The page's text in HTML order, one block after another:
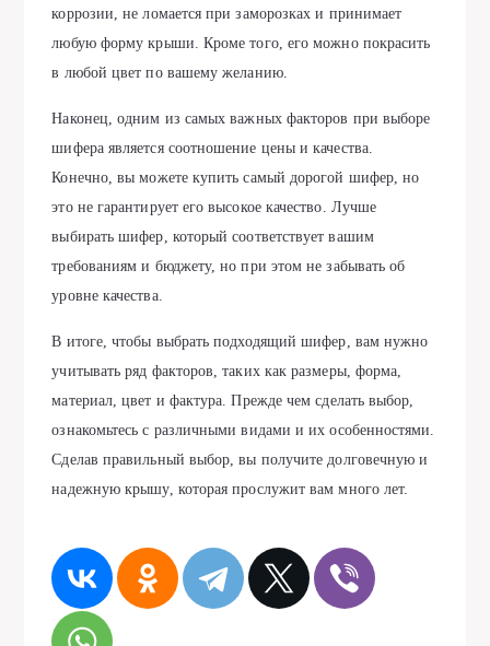
коррозии, не ломается при заморозках и принимает
любую форму крыши. Кроме того, его можно покрасить
в любой цвет по вашему желанию.
Наконец, одним из самых важных факторов при выборе
шифера является соотношение цены и качества.
Конечно, вы можете купить самый дорогой шифер, но
это не гарантирует его высокое качество. Лучше
выбирать шифер, который соответствует вашим
требованиям и бюджету, но при этом не забывать об
уровне качества.
В итоге, чтобы выбрать подходящий шифер, вам нужно
учитывать ряд факторов, таких как размеры, форма,
материал, цвет и фактура. Прежде чем сделать выбор,
ознакомьтесь с различными видами и их особенностями.
Сделав правильный выбор, вы получите долговечную и
надежную крышу, которая прослужит вам много лет.